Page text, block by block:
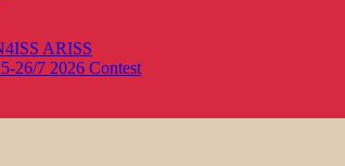
ARISS
26/7 2026 Contest